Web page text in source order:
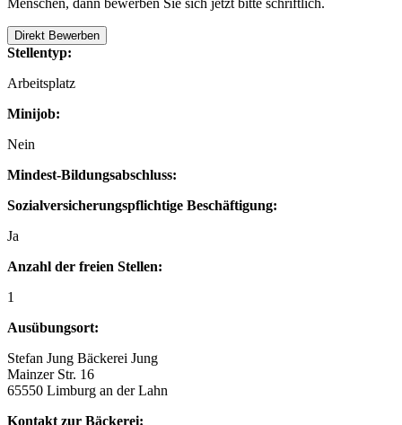
Direkt Bewerben
Stellentyp:
Arbeitsplatz
Minijob:
Nein
Mindest-Bildungsabschluss:
Sozialversicherungspflichtige Beschäftigung:
Ja
Anzahl der freien Stellen:
1
Ausübungsort:
Stefan Jung Bäckerei Jung
Mainzer Str. 16
65550 Limburg an der Lahn
Kontakt zur Bäckerei: